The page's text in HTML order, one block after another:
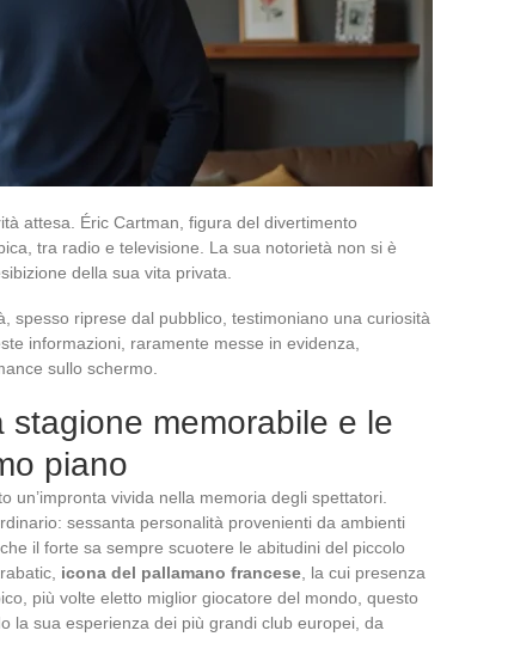
attesa. Éric Cartman, figura del divertimento
tra radio e televisione. La sua notorietà non si è
della sua vita privata.
spesso riprese dal pubblico, testimoniano una curiosità
informazioni, raramente messe in evidenza,
sullo schermo.
memorabile e le
piano
un’impronta vivida nella memoria degli spettatori.
sessanta personalità provenienti da ambienti
il forte sa sempre scuotere le abitudini del piccolo
icona del pallamano francese , la cui presenza
più volte eletto miglior giocatore del mondo, questo
la sua esperienza dei più grandi club europei, da